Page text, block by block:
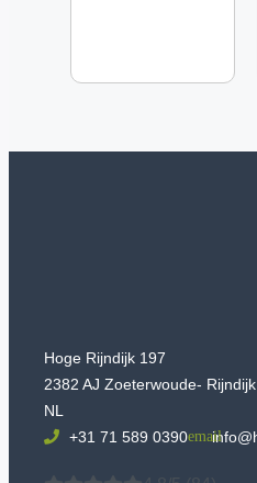
Hoge Rijndijk 197
2382 AJ Zoeterwoude-
NL
+31 71 589 0390